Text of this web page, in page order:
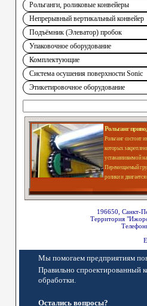
Рольганги, роликовые конвейеры
Непрерывный вертикальный конвейер
Подъёмник (Элеватор) пробок
Упаковочное оборудование
Комплектующие
Система осушения поверхности Sonic
Этикетировочное оборудование
Рольганг
Рольганг состоит
которых
устанавливаемой
Перемещаемый
ролики и
196650, Санкт-
Территория
Мы помогаем предприятиям
Правильно спроектированный
обработки.
Остались вопросы?